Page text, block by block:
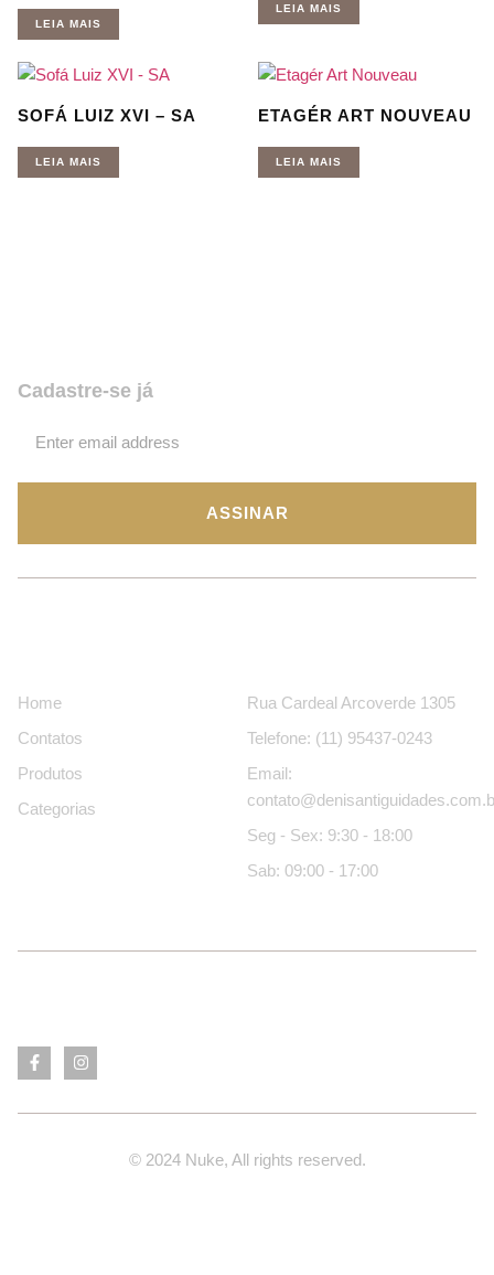
LEIA MAIS
LEIA MAIS
SOFÁ LUIZ XVI – SA
LEIA MAIS
ETAGÉR ART NOUVEAU
LEIA MAIS
Cadastre-se já
ASSINAR
Home
Contatos
Produtos
Categorias
Rua Cardeal Arcoverde 1305
Telefone: (11) 95437-0243
Email:
Seg - Sex: 9:30 - 18:00
Sab: 09:00 - 17:00
© 2024 Nuke, All rights reserved.